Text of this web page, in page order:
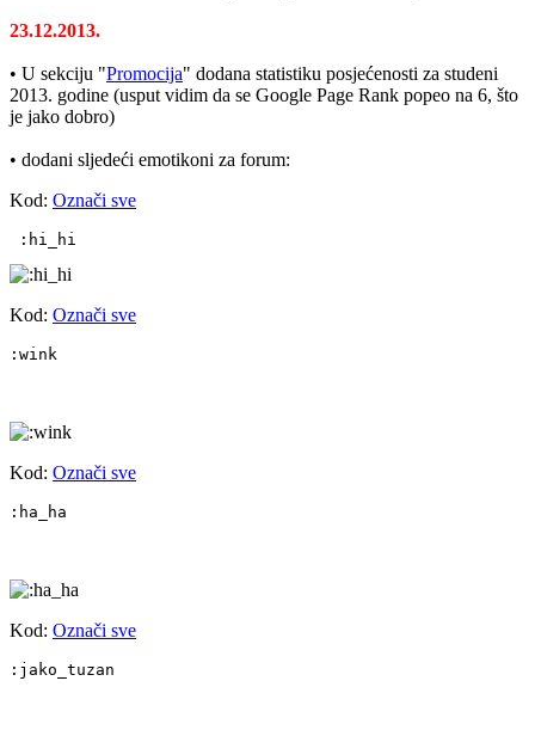
23.12.2013.
• U sekciju "Promocija" dodana statistiku posjećenosti za studeni
2013. godine (usput vidim da se Google Page Rank popeo na 6, što
je jako dobro)
• dodani sljedeći emotikoni za forum:
Kod: Označi sve
:hi_hi
Kod: Označi sve
:wink
Kod: Označi sve
:ha_ha
Kod: Označi sve
:jako_tuzan